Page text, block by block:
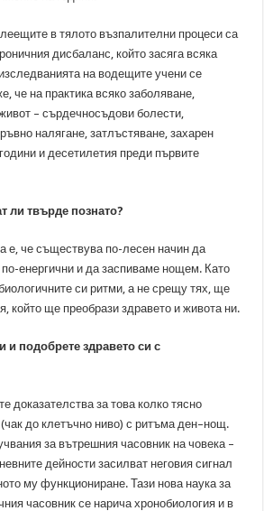
в тялото възпалителни процеси са
дисбаланс, който засяга всяка
на водещите учени се
че на практика всяко заболяване,
– сърдечносъдови болести,
налягане, затлъстяване, захарен
и десетилетия преди първите
ли твърде познато?
е, че съществува по-лесен начин да
енергични и да заспиваме нощем. Като
си ритми, а не срещу тях, ще
който ще преобрази здравето и живота ни.
и подобрете здравето си с
доказателства за това колко тясно
до клетъчно ниво) с ритъма ден–нощ.
за вътрешния часовник на човека –
дейности засилват неговия сигнал
му функциониране. Тази нова наука за
часовник се нарича хронобиология и в